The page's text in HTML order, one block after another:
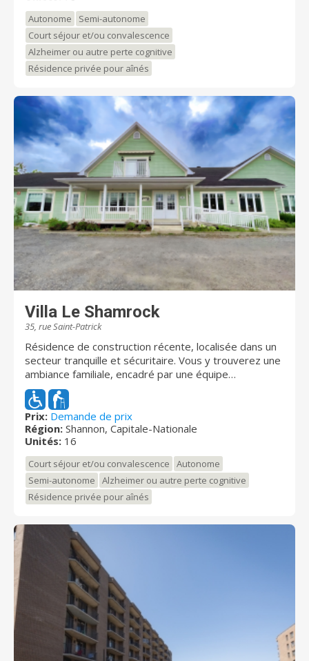
services de santé. Au Manoir de Lorette, la qualité de
l’infrastructure et des services vous assurent une
qualité de vie supérieure. VISITE SUR RENDEZ-VOUS!
Autonome
Semi-autonome
Court séjour et/ou convalescence
Alzheimer ou autre perte cognitive
Résidence privée pour aînés
Villa Le Shamrock
35, rue Saint-Patrick
Résidence de construction récente, localisée dans un
secteur tranquille et sécuritaire. Vous y trouverez une
ambiance familiale, encadré par une équipe
compétente et dévouée, dans un établissement
certifié conforme.
Prix: Demande de prix
Région: Shannon, Capitale-Nationale
Unités: 16
Court séjour et/ou convalescence
Autonome
Semi-autonome
Alzheimer ou autre perte cognitive
Résidence privée pour aînés